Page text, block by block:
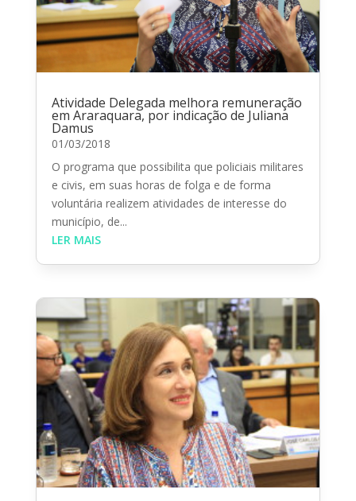
Atividade Delegada melhora remuneração
em Araraquara, por indicação de Juliana
Damus
01/03/2018
O programa que possibilita que policiais militares
e civis, em suas horas de folga e de forma
voluntária realizem atividades de interesse do
município, de...
LER MAIS